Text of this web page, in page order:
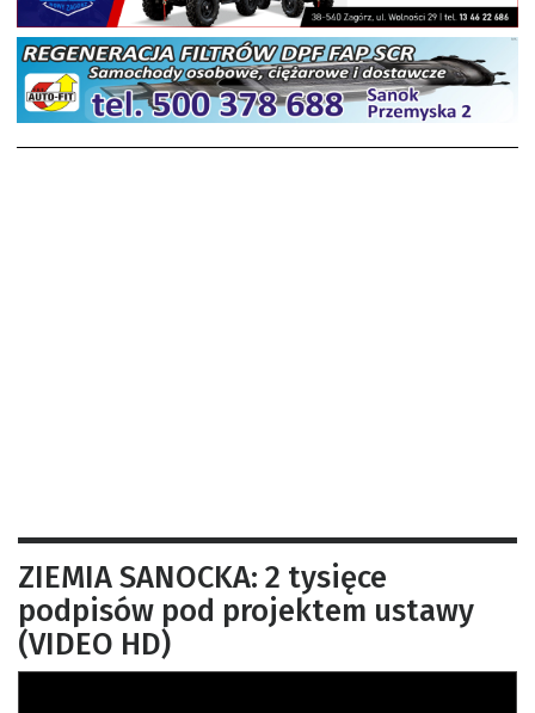
ZIEMIA SANOCKA: 2 tysięce
podpisów pod projektem ustawy
(VIDEO HD)